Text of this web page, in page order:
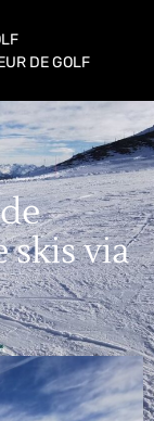
DE GOLF
skis via